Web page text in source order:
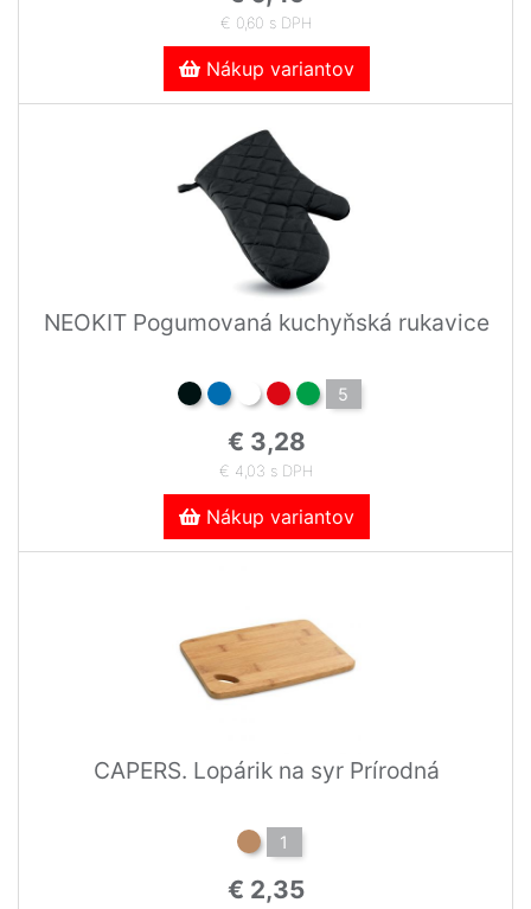
€ 0,60 s DPH
Nákup variantov
NEOKIT Pogumovaná kuchyňská rukavice
5
€ 3,28
€ 4,03 s DPH
Nákup variantov
CAPERS. Lopárik na syr Prírodná
1
€ 2,35